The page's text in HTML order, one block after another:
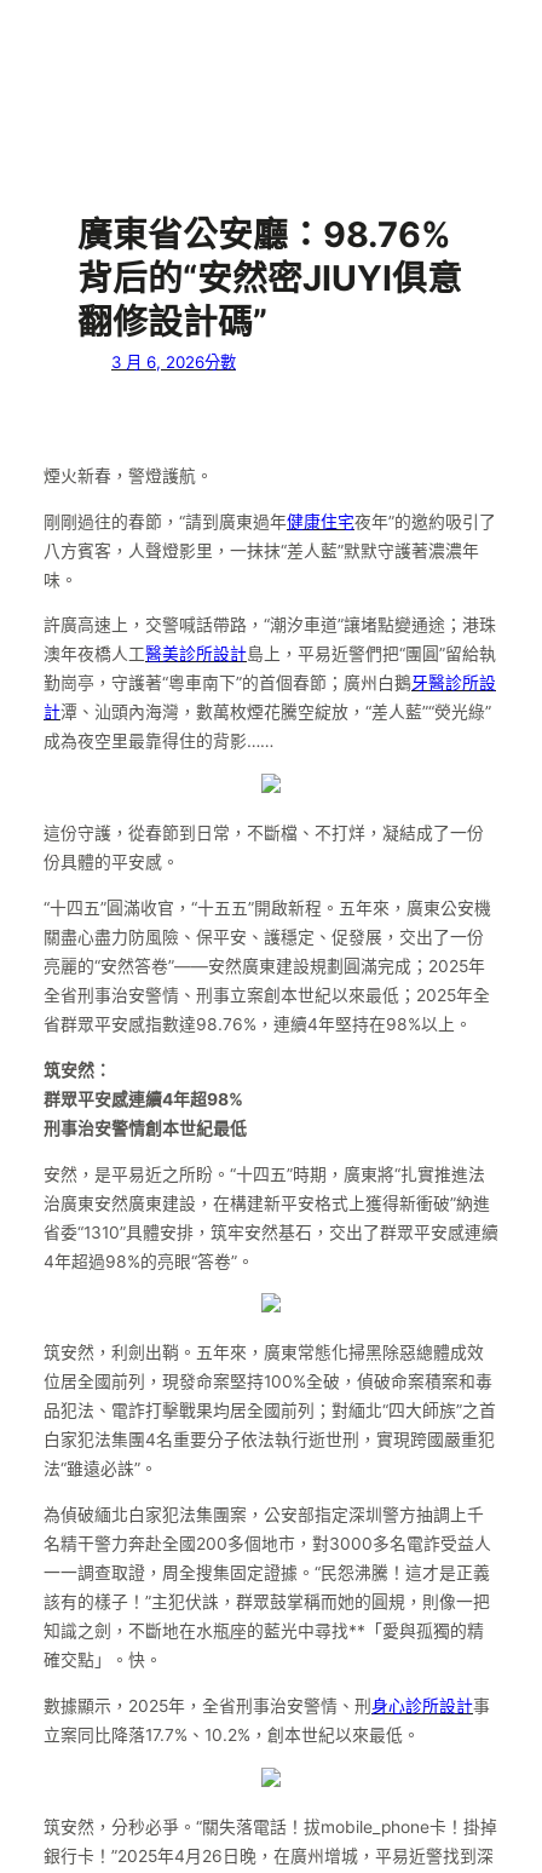
廣東省公安廳：98.76%
背后的“安然密JIUYI俱意
翻修設計碼”
3 月 6, 2026分數
煙火新春，警燈護航。
剛剛過往的春節，“請到廣東過年健康住宅夜年”的邀約吸引了
八方賓客，人聲燈影里，一抹抹“差人藍”默默守護著濃濃年
味。
許廣高速上，交警喊話帶路，“潮汐車道”讓堵點變通途；港珠
澳年夜橋人工醫美診所設計島上，平易近警們把“團圓”留給執
勤崗亭，守護著“粵車南下”的首個春節；廣州白鵝牙醫診所設
計潭、汕頭內海灣，數萬枚煙花騰空綻放，“差人藍”“熒光綠”
成為夜空里最靠得住的背影……
這份守護，從春節到日常，不斷檔、不打烊，凝結成了一份
份具體的平安感。
“十四五”圓滿收官，“十五五”開啟新程。五年來，廣東公安機
關盡心盡力防風險、保平安、護穩定、促發展，交出了一份
亮麗的“安然答卷”——安然廣東建設規劃圓滿完成；2025年
全省刑事治安警情、刑事立案創本世紀以來最低；2025年全
省群眾平安感指數達98.76%，連續4年堅持在98%以上。
筑安然：
群眾平安感連續4年超98%
刑事治安警情創本世紀最低
安然，是平易近之所盼。“十四五”時期，廣東將“扎實推進法
治廣東安然廣東建設，在構建新平安格式上獲得新衝破”納進
省委“1310”具體安排，筑牢安然基石，交出了群眾平安感連續
4年超過98%的亮眼“答卷”。
筑安然，利劍出鞘。五年來，廣東常態化掃黑除惡總體成效
位居全國前列，現發命案堅持100%全破，偵破命案積案和毒
品犯法、電詐打擊戰果均居全國前列；對緬北“四大師族”之首
白家犯法集團4名重要分子依法執行逝世刑，實現跨國嚴重犯
法“雖遠必誅”。
為偵破緬北白家犯法集團案，公安部指定深圳警方抽調上千
名精干警力奔赴全國200多個地市，對3000多名電詐受益人
一一調查取證，周全搜集固定證據。“民怨沸騰！這才是正義
該有的樣子！”主犯伏誅，群眾鼓掌稱而她的圓規，則像一把
知識之劍，不斷地在水瓶座的藍光中尋找**「愛與孤獨的精
確交點」。快。
數據顯示，2025年，全省刑事治安警情、刑 身心診所設計事
立案同比降落17.7%、10.2%，創本世紀以來最低。
筑安然，分秒必爭。“關失落電話！拔mobile_phone卡！掛掉
銀行卡！”2025年4月26日晚，在廣州增城，平易近警找到深